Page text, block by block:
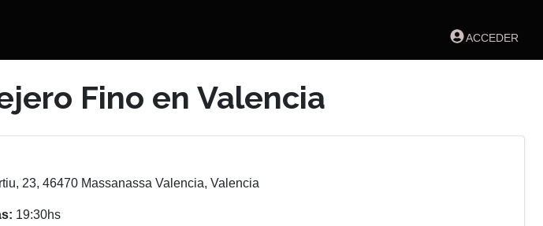
ACCEDER
Fino en Valencia
23, 46470 Massanassa Valencia, Valencia
19:30hs